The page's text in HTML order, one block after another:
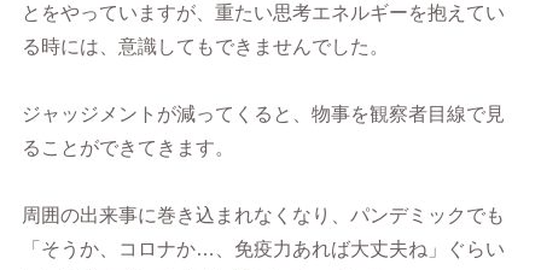
とをやっていますが、重たい思考エネルギーを抱えてい
る時には、意識してもできませんでした。
ジャッジメントが減ってくると、物事を観察者目線で見
ることができてきます。
周囲の出来事に巻き込まれなくなり、パンデミックでも
「そうか、コロナか…、免疫力あれば大丈夫ね」ぐらい